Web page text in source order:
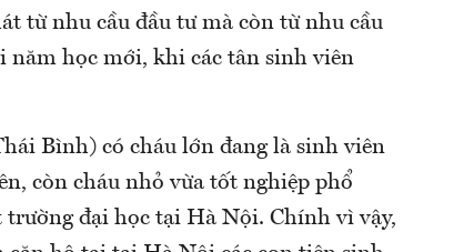
từ nhu cầu đầu tư mà còn từ nhu cầu
năm học mới, khi các tân sinh viên
Bình) có cháu lớn đang là sinh viên
còn cháu nhỏ vừa tốt nghiệp phổ
đại học tại Hà Nội. Chính vì vậy,